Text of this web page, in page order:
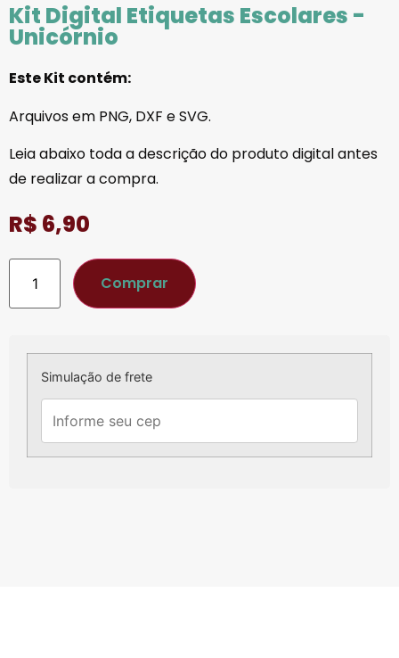
Kit Digital Etiquetas Escolares -
Unicórnio
Este Kit contém:
Arquivos em PNG, DXF e SVG.
Leia abaixo toda a descrição do produto digital antes
de realizar a compra.
R$ 6,90
Comprar
Simulação de frete